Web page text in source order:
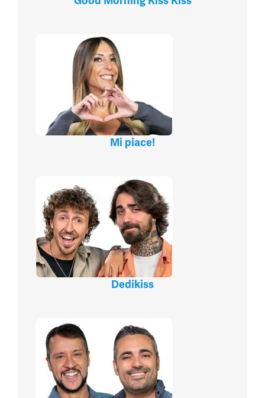
Mi piace!
Dedikiss